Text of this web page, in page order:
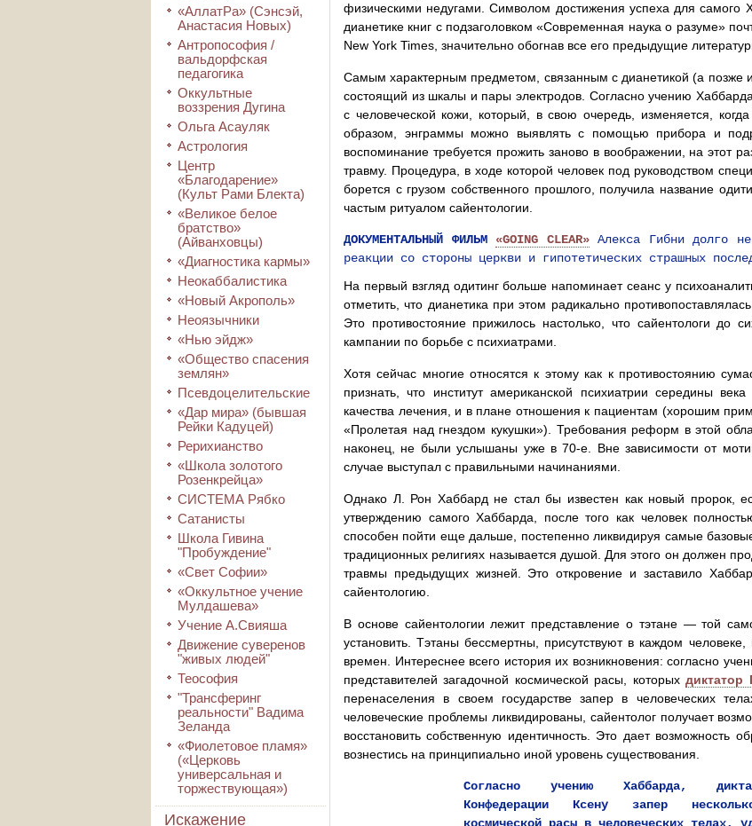
«АллатРа» (Сэнсэй,
Анастасия Новых)
Антропософия /
вальдорфская
педагогика
Оккультные
воззрения Дугина
Ольга Асауляк
Астрология
Центр
«Благодарение»
(Культ Рами Блекта)
«Великое белое
братство»
(Айванховцы)
«Диагностика кармы»
Неокаббалистика
«Новый Акрополь»
Неоязычники
«Нью эйдж»
«Общество спасения
землян»
Псевдоцелительские
«Дар мира» (бывшая
Рейки Кадуцей)
Рерихианство
«Школа золотого
Розенкрейца»
СИСТЕМА Рябко
Сатанисты
Школа Гивина
"Пробуждение"
«Свет Софии»
«Оккультное учение
Мулдашева»
Учение А.Свияша
Движение суверенов
"живых людей"
Теософия
"Трансферинг
реальности" Вадима
Зеланда
«Фиолетовое пламя»
(«Церковь
универсальная и
торжествующая»)
Искажение
физическими недугами. Символом достижения успеха для самого
дианетике книг с подзаголовком «Современная наука о разуме»
New York Times, значительно обогнав все его предыдущие
Самым характерным предметом, связанным с дианетикой (а позже
состоящий из шкалы и пары электродов. Согласно учению
с человеческой кожи, который, в свою очередь, изменяется,
образом, энграммы можно выявлять с помощью прибора и
воспоминание требуется прожить заново в воображении, на этот
травму. Процедура, в ходе которой человек под руководством
борется с грузом собственного прошлого, получила название
частым ритуалом сайентологии.
ДОКУМЕНТАЛЬНЫЙ ФИЛЬМ «GOING CLEAR» Алекса Гибни долго
реакции со стороны церкви и гипотетических страшных
На первый взгляд одитинг больше напоминает сеанс у
отметить, что дианетика при этом радикально
Это противостояние прижилось настолько, что сайентологи до
кампании по борьбе с психиатрами.
Хотя сейчас многие относятся к этому как к противостоянию
признать, что институт американской психиатрии середины
качества лечения, и в плане отношения к пациентам (хорошим
«Пролетая над гнездом кукушки»). Требования реформ в этой
наконец, не были услышаны уже в 70-е. Вне зависимости от
случае выступал с правильными начинаниями.
Однако Л. Рон Хаббард не стал бы известен как новый пророк,
утверждению самого Хаббарда, после того как человек
способен пойти еще дальше, постепенно ликвидируя самые
традиционных религиях называется душой. Для этого он должен
травмы предыдущих жизней. Это откровение и заставило
сайентологию.
В основе сайентологии лежит представление о тэтане — той
установить. Тэтаны бессмертны, присутствуют в каждом
времен. Интереснее всего история их возникновения: согласно
представителей загадочной космической расы, которыхдиктатор
перенаселения в своем государстве запер в человеческих
человеческие проблемы ликвидированы, сайентолог получает
восстановить собственную идентичность. Это дает возможность
вознестись на принципиально иной уровень существования.
Согласно учению Хаббарда,
Конфедерации Ксену запер